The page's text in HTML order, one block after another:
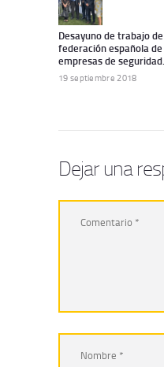
entradas
Desayuno de trabajo de
federación española de
empresas de seguridad.
19 septiembre 2018
Dejar una